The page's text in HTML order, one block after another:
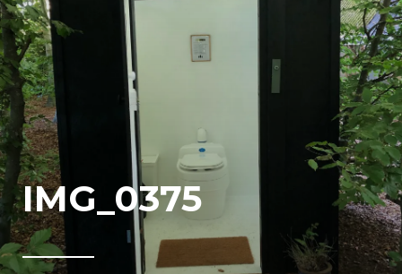
IMG_0375